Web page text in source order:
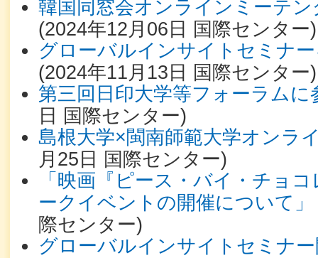
韓国同窓会オンラインミーテ
(2024年12月06日 国際センター)
グローバルインサイトセミナ
(2024年11月13日 国際センター)
第三回日印大学等フォーラムに
日 国際センター)
島根大学×閩南師範大学オンラ
月25日 国際センター)
「映画『ピース・バイ・チョ
ークイベントの開催について」
際センター)
グローバルインサイトセミナ